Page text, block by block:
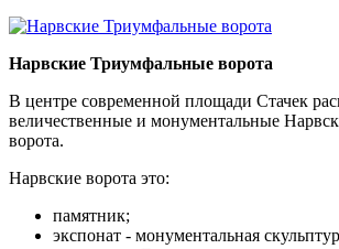
Нарвские Триумфальные ворота
В центре современной площади Стачек
величественные и монументальные
ворота.
Нарвские ворота это:
памятник;
экспонат - монументальная